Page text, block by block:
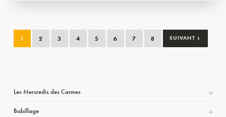
1 2 3 4 5 6 7 8 SUIVANT ›
Les Mercredis des Carmes
Babillage